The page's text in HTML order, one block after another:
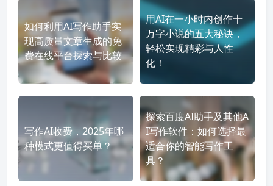
如何利用AI写作助手实
现高质量文章生成的免
费在线平台探索与比较
用AI在一小时内创作十
万字小说的五大秘诀，
轻松实现精彩与人性
化！
写作AI收费，2025年哪
种模式更值得买单？
探索百度AI助手及其他A
I写作软件：如何选择最
适合你的智能写作工
具？